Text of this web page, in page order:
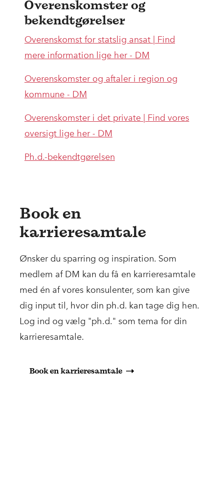
Overenskomster og
bekendtgørelser
Overenskomst for statslig ansat | Find
mere information lige her - DM
Overenskomster og aftaler i region og
kommune - DM
Overenskomster i det private | Find vores
oversigt lige her - DM
Ph.d.-bekendtgørelsen
Book en
karrieresamtale
Ønsker du sparring og inspiration. Som
medlem af DM kan du få en karrieresamtale
med én af vores konsulenter, som kan give
dig input til, hvor din ph.d. kan tage dig hen.
Log ind og vælg "ph.d." som tema for din
karrieresamtale.
Book en karrieresamtale